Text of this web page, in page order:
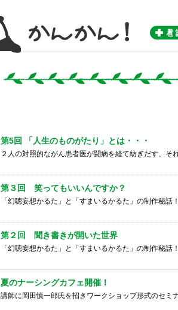
第5回 「人生のものがたり」とは・・・
２人の対照的ながん患者医が闘病を経て紡ぎだす、そ
第３回 笑ってもいいんですか？
「幻聴妄想かるた」と「すまいるかるた」の制作秘話
第２回 聞き書きが開いた世界
「幻聴妄想かるた」と「すまいるかるた」の制作秘話
夏のナーシングカフェ開催！
講師に岡田慎一郎氏を招きワークショップ形式のセミ